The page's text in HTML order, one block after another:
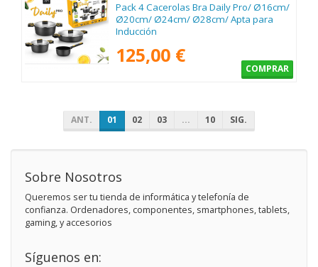
Pack 4 Cacerolas Bra Daily Pro/ Ø16cm/
Ø20cm/ Ø24cm/ Ø28cm/ Apta para
Inducción
125,00 €
COMPRAR
ANT. 01 02 03 ... 10 SIG.
Sobre Nosotros
Queremos ser tu tienda de informática y telefonía de
confianza. Ordenadores, componentes, smartphones, tablets,
gaming, y accesorios
Síguenos en: